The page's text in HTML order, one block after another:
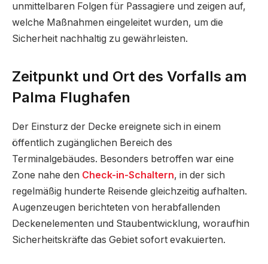
unmittelbaren Folgen für Passagiere und zeigen auf,
welche Maßnahmen eingeleitet wurden, um die
Sicherheit nachhaltig zu gewährleisten.
Zeitpunkt und Ort des Vorfalls am
Palma Flughafen
Der Einsturz der Decke ereignete sich in einem
öffentlich zugänglichen Bereich des
Terminalgebäudes. Besonders betroffen war eine
Zone nahe den Check-in-Schaltern, in der sich
regelmäßig hunderte Reisende gleichzeitig aufhalten.
Augenzeugen berichteten von herabfallenden
Deckenelementen und Staubentwicklung, woraufhin
Sicherheitskräfte das Gebiet sofort evakuierten.